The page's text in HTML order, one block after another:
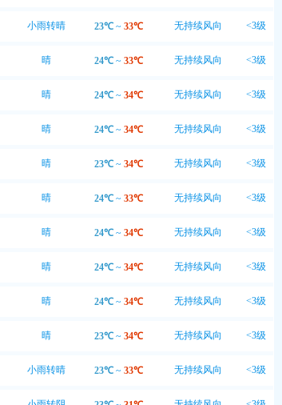
小雨转晴 23℃~ 33℃ 无持续风向 <3级
晴 24℃~ 33℃ 无持续风向 <3级
晴 24℃~ 34℃ 无持续风向 <3级
晴 24℃~ 34℃ 无持续风向 <3级
晴 23℃~ 34℃ 无持续风向 <3级
晴 24℃~ 33℃ 无持续风向 <3级
晴 24℃~ 34℃ 无持续风向 <3级
晴 24℃~ 34℃ 无持续风向 <3级
晴 24℃~ 34℃ 无持续风向 <3级
晴 23℃~ 34℃ 无持续风向 <3级
小雨转晴 23℃~ 33℃ 无持续风向 <3级